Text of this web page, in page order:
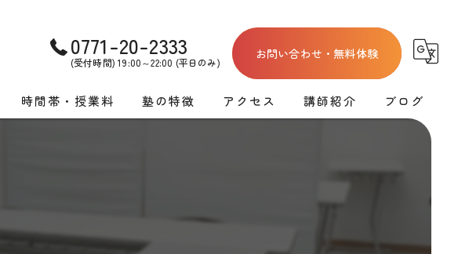
0771-20-2333
(受付時間) 19:00～22:00 (平日のみ)
お問い合わせ・無料体験
時間帯・授業料 塾の特徴 アクセス 講師紹介 ブログ